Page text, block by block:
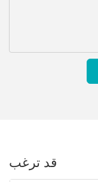
قد ترغب